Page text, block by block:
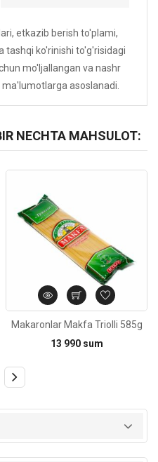
etkazib berish to'plami,
tashqi ko'rinishi to'g'risidagi
mo'ljallangan va nashr
asoslanadi.
NECHTA MAHSULOT:
Makaronlar Makfa Triolli 585g
13 990 sum